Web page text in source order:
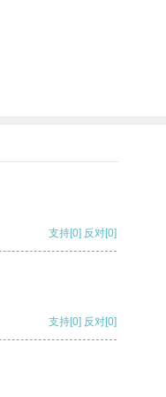
支持[0] 反对[0]
支持[0] 反对[0]